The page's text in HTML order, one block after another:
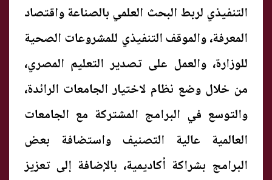
التنفيذي لربط البحث العلمي بالصناعة واقتصاد
المعرفة، والموقف التنفيذي للمشروعات الصحية
للوزارة، والعمل على تصدير التعليم المصري،
من خلال وضع نظام لاختيار الجامعات الرائدة،
والتوسع في البرامج المشتركة مع الجامعات
العالمية عالية التصنيف واستضافة بعض
البرامج بشراكة أكاديمية، بالإضافة إلى تعزيز